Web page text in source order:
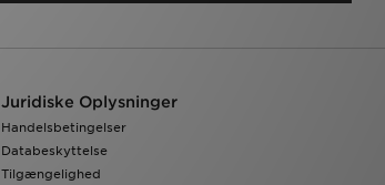
Juridiske Oplysninger
Handelsbetingelser
Databeskyttelse
Tilgængelighed